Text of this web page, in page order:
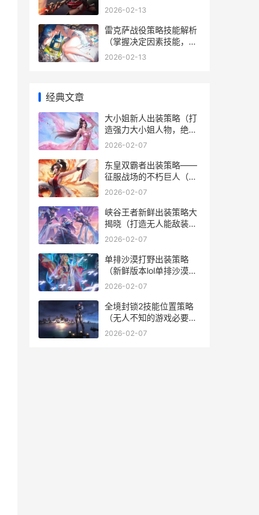
福利等你来领！关注策略
知识
2026-02-13
雷克萨战役策略技能解析
（掌握决定因素技能，成
为战场之王） 雷克萨战役
2026-02-13
经典文章
大小姐新人出装策略（打
造强力大小姐人物，绝不
落后） 王者大小姐出装推
2026-02-07
东皇双霸者出装策略——
征服战场的不朽巨人（无
人能敌输出和坚不可摧防
中） 东皇大招伤害计算双
抗吗?
2026-02-07
峡谷王者新鲜出装策略大
揭晓（打造无人能敌装备
方法，畅玩游戏新尝试）
2026-02-07
单排沙漠打野出装策略
（新鲜版本lol单排沙漠打
野出装策略详细解答） 沙
里?
2026-02-07
全境封锁2技能位置策略
（无人不知的游戏必要策
略，让你在战场上无往不
2026-02-07